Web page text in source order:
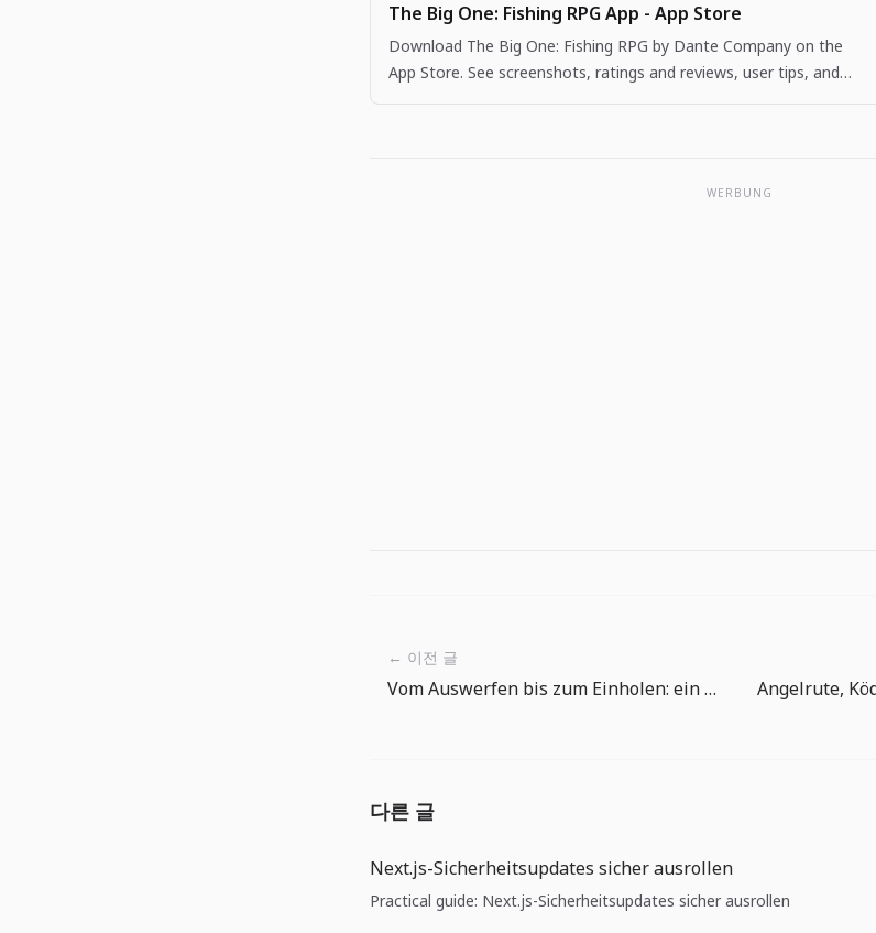
The Big One: Fishing RPG App - App Store
Download The Big One: Fishing RPG by Dante Company on the
App Store. See screenshots, ratings and reviews, user tips, and
WERBUNG
← 이전 글
Vom Auswerfen bis zum Einholen: ein Fang im Ablauf
다른 글
Next.js-Sicherheitsupdates sicher ausrollen
Practical guide: Next.js-Sicherheitsupdates sicher ausrollen